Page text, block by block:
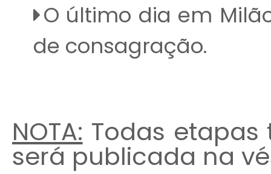
O último dia em
de consagração.
NOTA: Todas
será publicada na